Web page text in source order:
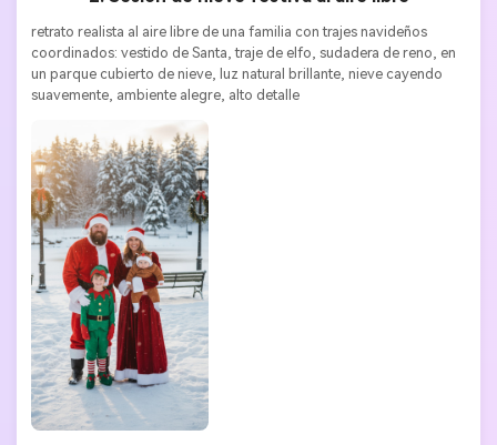
retrato realista al aire libre de una familia con trajes navideños
coordinados: vestido de Santa, traje de elfo, sudadera de reno, en
un parque cubierto de nieve, luz natural brillante, nieve cayendo
suavemente, ambiente alegre, alto detalle